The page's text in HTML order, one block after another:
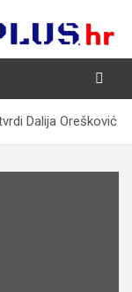
Dalija Orešković